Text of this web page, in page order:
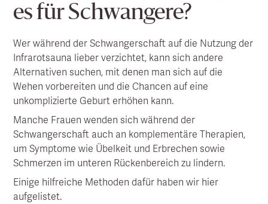
es für Schwangere?
Wer während der Schwangerschaft auf die Nutzung der
Infrarotsauna lieber verzichtet, kann sich andere
Alternativen suchen, mit denen man sich auf die
Wehen vorbereiten und die Chancen auf eine
unkomplizierte Geburt erhöhen kann.
Manche Frauen wenden sich während der
Schwangerschaft auch an komplementäre Therapien,
um Symptome wie Übelkeit und Erbrechen sowie
Schmerzen im unteren Rückenbereich zu lindern.
Einige hilfreiche Methoden dafür haben wir hier
aufgelistet.